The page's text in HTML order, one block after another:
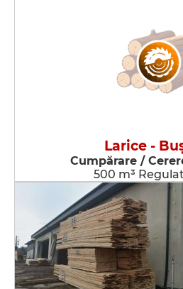
Larice -
Cumpărare /
500 m³